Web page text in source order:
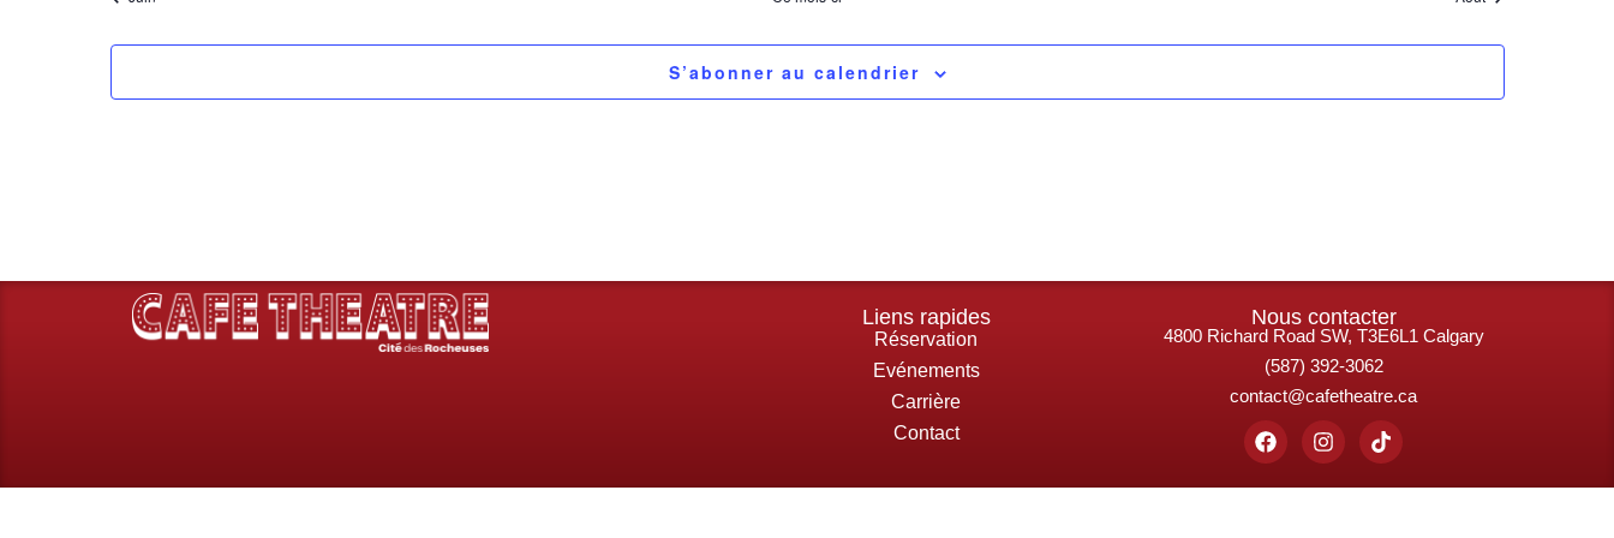
S’abonner au calendrier
Liens rapides
Réservation
Evénements
Carrière
Contact
Nous contacter
4800 Richard Road SW, T3E6L1 Calgary
(587) 392-3062
contact@cafetheatre.ca
FacebookInstagram
Tiktok